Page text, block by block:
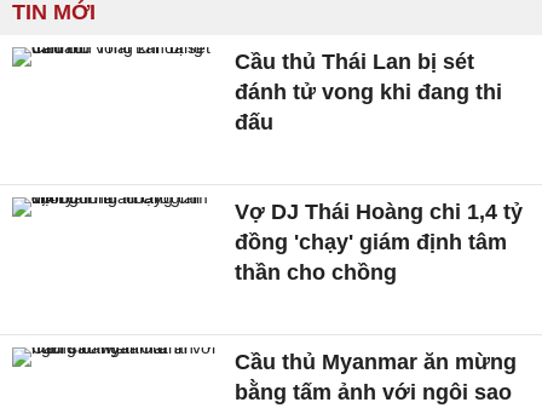
TIN MỚI
Cầu thủ Thái Lan bị sét
đánh tử vong khi đang thi
đấu
Vợ DJ Thái Hoàng chi 1,4 tỷ
đồng 'chạy' giám định tâm
thần cho chồng
Cầu thủ Myanmar ăn mừng
bằng tấm ảnh với ngôi sao